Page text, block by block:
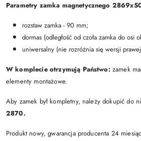
Parametry zamka magnetycznego
rozstaw zamka - 90 mm;
dormas (odległość od czoła zamka do osi
uniwersalny (nie rozróżnia się wersji
W komplecie otrzymują Państwo: zamek
elementy montażowe.
Aby zamek był kompletny, należy dokupić do
2870.
Produkt nowy, gwarancja producenta 24